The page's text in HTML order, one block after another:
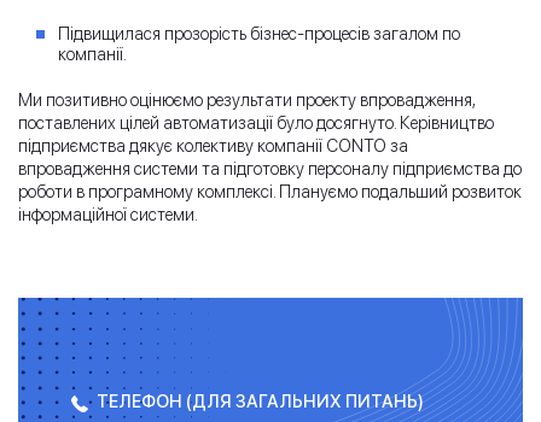
Підвищилася прозорість бізнес-процесів загалом по
компанії.
Ми позитивно оцінюємо результати проекту впровадження,
поставлених цілей автоматизації було досягнуто. Керівництво
підприємства дякує колективу компанії CONTO за
впровадження системи та підготовку персоналу підприємства до
роботи в програмному комплексі. Плануємо подальший розвиток
інформаційної системи.
ТЕЛЕФОН (ДЛЯ ЗАГАЛЬНИХ ПИТАНЬ)